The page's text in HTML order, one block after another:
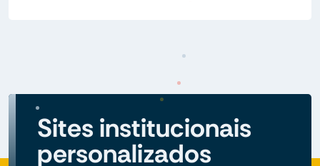
Sites institucionais
personalizados